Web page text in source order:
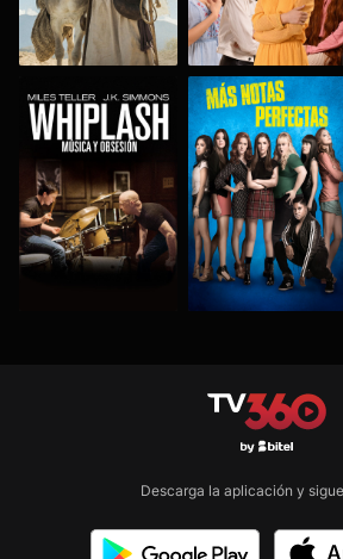
Descarga la aplicación y